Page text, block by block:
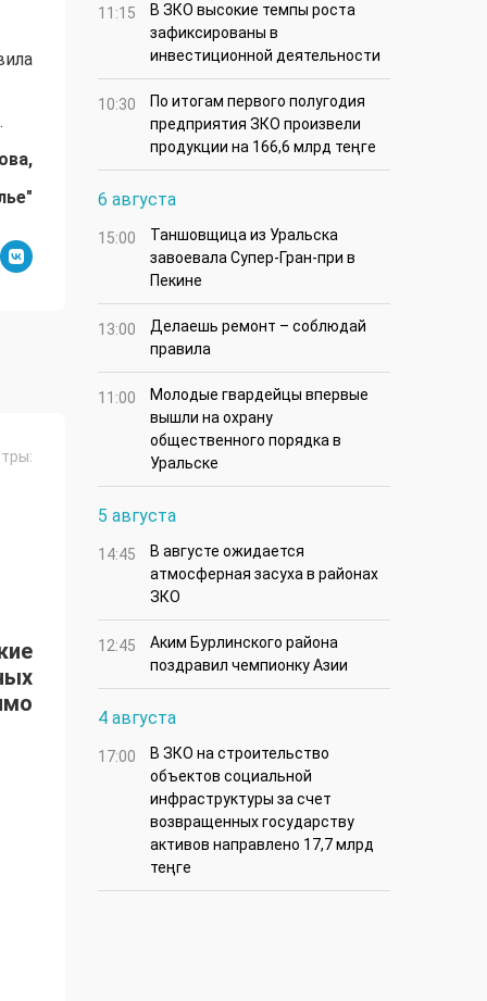
11:15
В ЗКО высокие темпы роста
зафиксированы в
инвестиционной деятельности
10:30
По итогам первого полугодия
предприятия ЗКО произвели
продукции на 166,6 млрд теңге
6 августа
15:00
Таншовщица из Уральска
завоевала Супер-Гран-при в
Пекине
13:00
Делаешь ремонт – соблюдай
правила
11:00
Молодые гвардейцы впервые
вышли на охрану
общественного порядка в
Уральске
5 августа
14:45
В августе ожидается
атмосферная засуха в районах
ЗКО
12:45
Аким Бурлинского района
поздравил чемпионку Азии
4 августа
17:00
В ЗКО на строительство
объектов социальной
инфраструктуры за счет
возвращенных государству
активов направлено 17,7 млрд
теңге